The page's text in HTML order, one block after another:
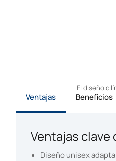
El diseño
Ventajas Beneficios
Ventajas clave
Diseño unisex